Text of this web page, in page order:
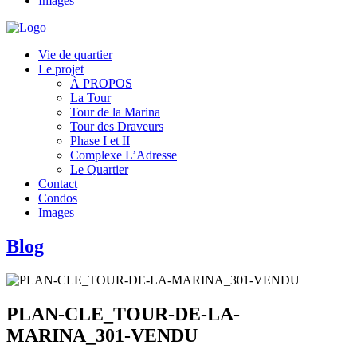
Vie de quartier
Le projet
À PROPOS
La Tour
Tour de la Marina
Tour des Draveurs
Phase I et II
Complexe L’Adresse
Le Quartier
Contact
Condos
Images
Blog
PLAN-CLE_TOUR-DE-LA-
MARINA_301-VENDU